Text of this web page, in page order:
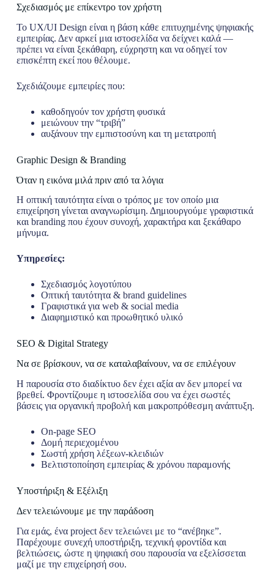
Σχεδιασμός με επίκεντρο τον χρήστη
Το UX/UI Design είναι η βάση κάθε επιτυχημένης ψηφιακής
εμπειρίας. Δεν αρκεί μια ιστοσελίδα να δείχνει καλά —
πρέπει να είναι ξεκάθαρη, εύχρηστη και να οδηγεί τον
επισκέπτη εκεί που θέλουμε.
Σχεδιάζουμε εμπειρίες που:
καθοδηγούν τον χρήστη φυσικά
μειώνουν την “τριβή”
αυξάνουν την εμπιστοσύνη και τη μετατροπή
Graphic Design & Branding
Όταν η εικόνα μιλά πριν από τα λόγια
Η οπτική ταυτότητα είναι ο τρόπος με τον οποίο μια
επιχείρηση γίνεται αναγνωρίσιμη. Δημιουργούμε γραφιστικά
και branding που έχουν συνοχή, χαρακτήρα και ξεκάθαρο
μήνυμα.
Υπηρεσίες:
Σχεδιασμός λογοτύπου
Οπτική ταυτότητα & brand guidelines
Γραφιστικά για web & social media
Διαφημιστικό και προωθητικό υλικό
SEO & Digital Strategy
Να σε βρίσκουν, να σε καταλαβαίνουν, να σε επιλέγουν
Η παρουσία στο διαδίκτυο δεν έχει αξία αν δεν μπορεί να
βρεθεί. Φροντίζουμε η ιστοσελίδα σου να έχει σωστές
βάσεις για οργανική προβολή και μακροπρόθεσμη ανάπτυξη.
On-page SEO
Δομή περιεχομένου
Σωστή χρήση λέξεων-κλειδιών
Βελτιστοποίηση εμπειρίας & χρόνου παραμονής
Υποστήριξη & Εξέλιξη
Δεν τελειώνουμε με την παράδοση
Για εμάς, ένα project δεν τελειώνει με το “ανέβηκε”.
Παρέχουμε συνεχή υποστήριξη, τεχνική φροντίδα και
βελτιώσεις, ώστε η ψηφιακή σου παρουσία να εξελίσσεται
μαζί με την επιχείρησή σου.